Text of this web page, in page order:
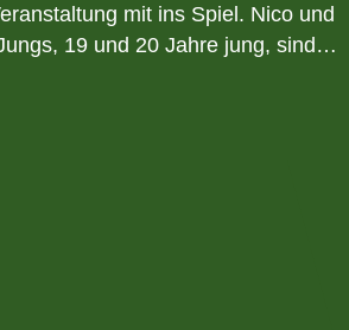
mit ins Spiel. Nico und
19 und 20 Jahre jung, sind…